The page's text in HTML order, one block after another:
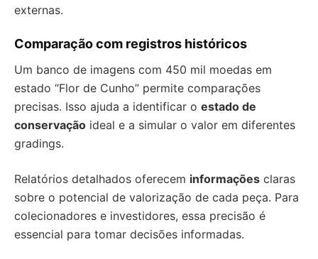
externas.
Comparação com registros históricos
Um banco de imagens com 450 mil moedas em
estado “Flor de Cunho” permite comparações
precisas. Isso ajuda a identificar o estado de
conservação ideal e a simular o valor em diferentes
gradings.
Relatórios detalhados oferecem informações claras
sobre o potencial de valorização de cada peça. Para
colecionadores e investidores, essa precisão é
essencial para tomar decisões informadas.